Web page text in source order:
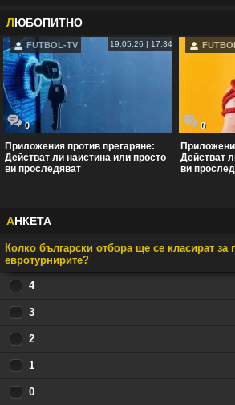
ЛЮБОПИТНО
FUTBOL-TV 19.05.26 | 17:34
0
Приложения против прегаряне:
Действат ли наистина или просто
ви проследяват
0
Действат
ви
АНКЕТА
Колко български отбора ще се класират за
евротурнирите?
4
3
2
1
0